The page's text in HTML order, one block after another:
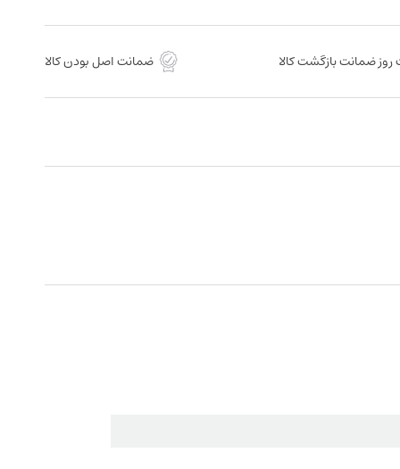
ضمانت بازگشت کالا ضمانت اصل بودن کالا